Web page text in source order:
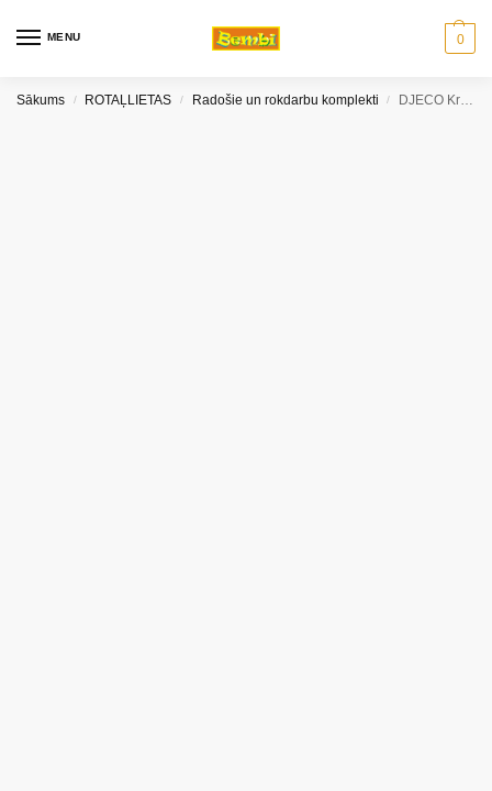
MENU 0
Sākums / ROTAĻLIETAS / Radošie un rokdarbu komplekti / DJECO Krāsošana ar ūdeni – Paslēpies ārā